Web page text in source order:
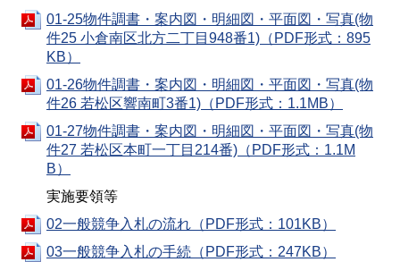
01-25物件調書・案内図・明細図・平面図・写真(物
件25 小倉南区北方二丁目948番1)（PDF形式：895
KB）
01-26物件調書・案内図・明細図・平面図・写真(物
件26 若松区響南町3番1)（PDF形式：1.1MB）
01-27物件調書・案内図・明細図・平面図・写真(物
件27 若松区本町一丁目214番)（PDF形式：1.1M
B）
実施要領等
02一般競争入札の流れ（PDF形式：101KB）
03一般競争入札の手続（PDF形式：247KB）